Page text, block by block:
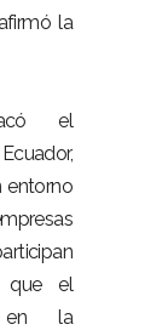
la
el
entorno
que el
en la